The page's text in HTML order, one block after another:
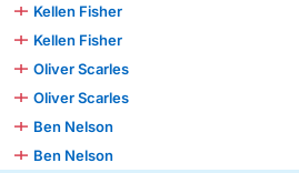
Kellen Fisher
Kellen Fisher
Oliver Scarles
Oliver Scarles
Ben Nelson
Ben Nelson